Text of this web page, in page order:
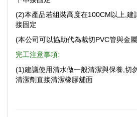
(2)本產品若組裝高度在100CM以上,建
接固定
(本公司可以協助代為裁切PVC管與金
完工注意事項:
(1)建議使用清水做一般清潔與保養,切
清潔劑直接清潔橡膠舖面